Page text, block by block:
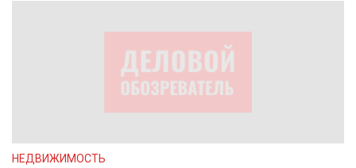
НЕДВИЖИМОСТЬ